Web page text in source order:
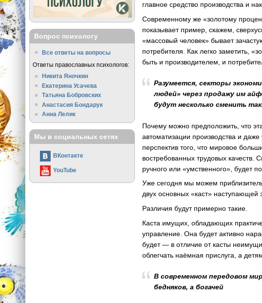
главное средство производства и
Современному же «золотому
показывает пример, скажем,
«массовый человек» бывает
потребителя. Как легко заметить,
быть и производителем, и
Разумеется, секторы
людей» через продажу им
будут несколько сменить
Почему можно предположить, что
автоматизации производства и
перспектив того, что мировое
востребованных трудовых качеств.
ручного или «умственного», будет
Уже сегодня мы можем
двух основных «каст» наступающей
Различия будут примерно такие.
Каста имущих, обладающих
управление. Она будет активно
будет — в отличие от касты
облегчать наёмная прислуга, а
В современном передовом
бедняков, а богачей
Вопрос психологу
Все ответы на вопросы
Ответы православных психологов:
Никита Яночкин
Екатерина Усачева
Татьяна Бобровских
Анастасия Бондарук
Анна Лелик
Мы в социальных сетях
ВКонтакте
YouTube